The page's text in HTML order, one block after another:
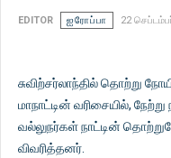
EDITOR ஐரோப்பா 22
சுவிற்சர்லாந்தில் தொற்று
மாநாட்டின் வரிசையில், நேற்று
வல்லுநர்கள் நாட்டின்
விவரித்தனர்.